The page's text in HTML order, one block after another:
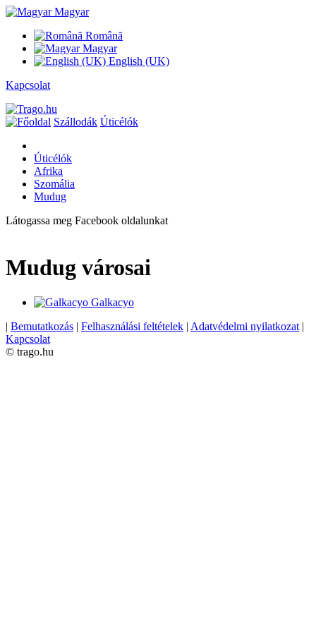
Magyar
Română
Magyar
English (UK)
Kapcsolat
Szállodák Úticélók
Úticélók
Afrika
Szomália
Mudug
Látogassa meg Facebook oldalunkat
Mudug városai
Galkacyo
| Bemutatkozás | Felhasználási feltételek | Adatvédelmi nyilatkozat |
Kapcsolat
© trago.hu